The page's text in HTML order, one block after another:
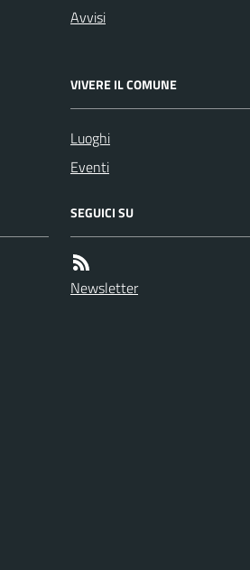
Avvisi
VIVERE IL COMUNE
Luoghi
Eventi
SEGUICI SU
Newsletter